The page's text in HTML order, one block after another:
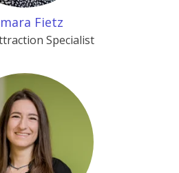
Fietz
Specialist